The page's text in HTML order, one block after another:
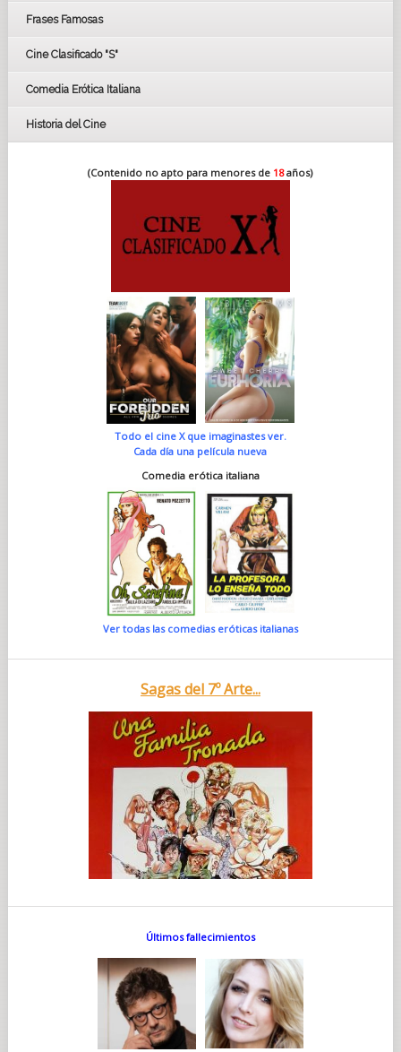
Frases Famosas
Cine Clasificado "S"
Comedia Erótica Italiana
Historia del Cine
(Contenido no apto para menores de 18años)
Todo el cine X que imaginastes ver.
Cada día una película nueva
Comedia erótica italiana
Ver todas las comedias eróticas italianas
Sagas del 7º Arte...
Últimos fallecimientos